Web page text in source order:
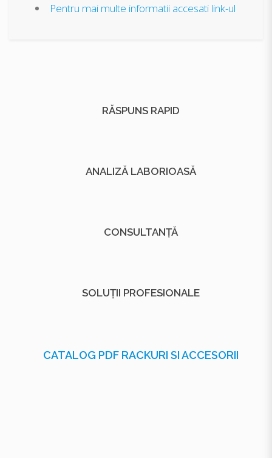
Pentru mai multe informatii accesati link-ul
RĂSPUNS RAPID
ANALIZĂ LABORIOASĂ
CONSULTANȚĂ
SOLUȚII PROFESIONALE
CATALOG PDF RACKURI SI ACCESORII